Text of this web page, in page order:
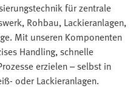
für zentrale
Rohbau, Lackieranlagen,
Mit unseren Komponenten
Handling, schnelle
erzielen – selbst in
oder Lackieranlagen.